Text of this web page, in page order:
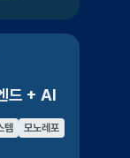
드 + AI
템 모노레포